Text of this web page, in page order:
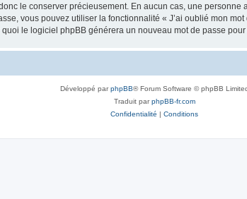
le conserver précieusement. En aucun cas, une
vous pouvez utiliser la fonctionnalité « J’ai oublié mon
le logiciel phpBB générera un nouveau mot de passe
Développé parphpBB® Forum Software © phpBB
Traduit parphpBB-fr.com
Confidentialité | Conditions